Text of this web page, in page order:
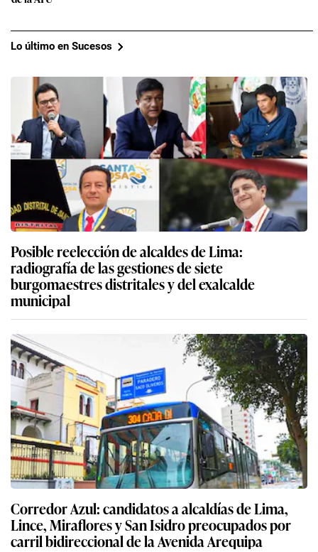
Lo último en Sucesos
Posible reelección de alcaldes de Lima:
radiografía de las gestiones de siete
burgomaestres distritales y del exalcalde
municipal
Corredor Azul: candidatos a alcaldías de Lima,
Lince, Miraflores y San Isidro preocupados por
carril bidireccional de la Avenida Arequipa